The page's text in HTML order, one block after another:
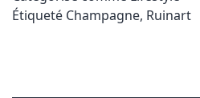
Étiqueté Champagne, Ruinart